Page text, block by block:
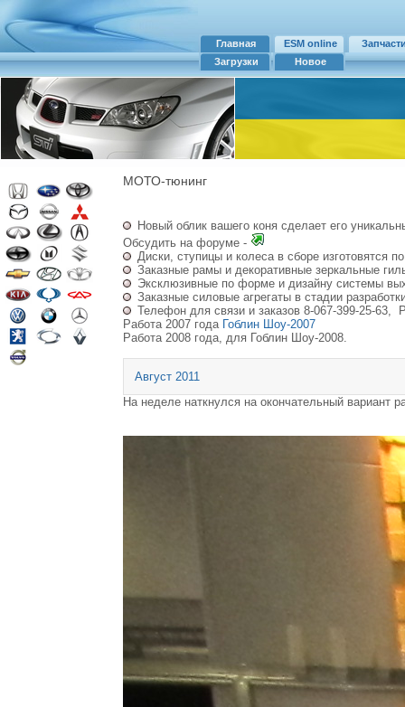
Главная ESM online
Загрузки
Новое
МОТО-тюнинг
Новый облик вашего коня сделает его
Обсудить на форуме -
Диски, ступицы и колеса в сборе изготовятся
Заказные рамы и декоративные зеркальные
Эксклюзивные по форме и дизайну системы
Заказные силовые агрегаты в стадии
Телефон для связи и заказов 8-067-399-25-63,
Работа 2007 года Гоблин Шоу-2007
Работа 2008 года, для Гоблин Шоу-2008.
Август 2011
На неделе наткнулся на окончательный вариант